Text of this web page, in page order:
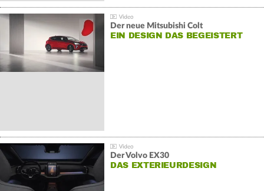
Der neue Mitsubishi Colt
EIN DESIGN DAS BEGEISTERT
Der Volvo EX30
DAS EXTERIEURDESIGN